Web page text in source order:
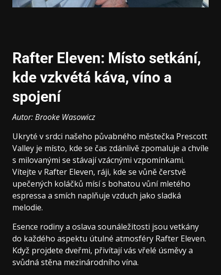
Rafter Eleven: Místo setkání,
kde vzkvétá káva, víno a
spojení
Autor: Brooke Wasowicz
Ukryté v srdci našeho půvabného městečka Prescott
Valley je místo, kde se čas zdánlivě zpomaluje a chvíle
s milovanými se stávají vzácnými vzpomínkami.
Vítejte v Rafter Eleven, ráji, kde se vůně čerstvě
upečených koláčků mísí s bohatou vůní mletého
espressa a smích naplňuje vzduch jako sladká
melodie.
Esence rodiny a oslava sounáležitosti jsou vetkány
do každého aspektu útulné atmosféry Rafter Eleven.
Když projdete dveřmi, přivítají vás vřelé úsměvy a
svůdná stěna mezinárodního vína.